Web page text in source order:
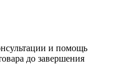
и помощь
до завершения